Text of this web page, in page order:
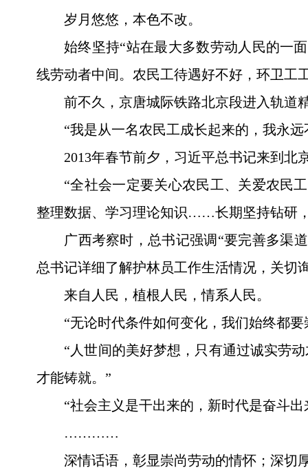
岁月悠悠，本色不改。
始终坚持“站在最大多数劳动人民的一
线劳动者中间。农民工待遇好不好，环卫
前不久，京唐城际铁路北京段进入轨道
“我是从一名农民工成长起来的，我永
2013年春节前夕，习近平总书记来到
“全社会一定要关心农民工、关爱农民
整理数据、学习理论知识……长期坚持钻研
广西考察时，总书记强调“要完善多渠
总书记详细了解护林员工作生活情况，关
来自人民，植根人民，情系人民。
“无论时代条件如何变化，我们始终都
“人世间的美好梦想，只有通过诚实劳
才能铸就。”
“社会主义是干出来的，新时代是奋斗出
…………
深情话语，彰显崇尚劳动的情怀；深切